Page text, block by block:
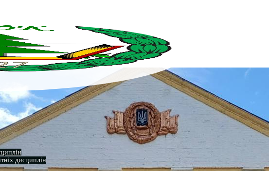
дисциплін